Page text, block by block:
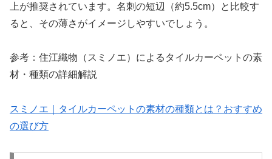
上が推奨されています。名刺の短辺（約5.5cm）と比較す
ると、その薄さがイメージしやすいでしょう。
参考：住江織物（スミノエ）によるタイルカーペットの素
材・種類の詳細解説
スミノエ｜タイルカーペットの素材の種類とは？おすすめ
の選び方